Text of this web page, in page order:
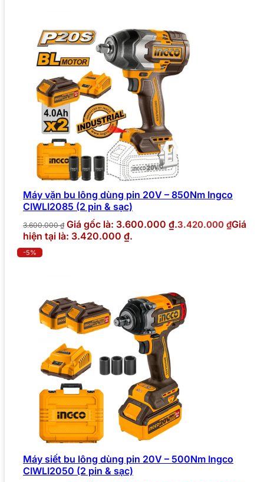
Máy vặn bu lông dùng pin 20V – 850Nm Ingco
CIWLI2085 (2 pin & sạc)
3.600.000₫ Giá gốc là: 3.600.000 ₫.3.420.000 ₫Giá
hiện tại là: 3.420.000 ₫.
-5%
Máy siết bu lông dùng pin 20V – 500Nm Ingco
CIWLI2050 (2 pin & sạc)